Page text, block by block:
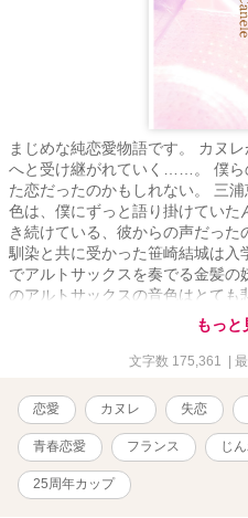
まじめな純恋愛物語です。 カヌ
へと受け継がれていく……。 僕ら
た恋だったのかもしれない。 三
色は、僕にずっと語り掛けていた
き続けている、彼からの声だっ
馴染と共に受かった笹崎結城は入
でアルトサックスを奏でる金髪
のアルトサックスの音色はとて
様に僕の心に問いかけていた。
しみと、閉ざされた心が語り掛
を愛した。一目惚れだった……。
の事を心の底から愛していたか
親が事故で他界し、僕はあの妖精
る。そして知る彼女の本当の真
にいてやる事しか出来ない。で
ざされた彼女の心と想いを僕は
修道院で作られ広まった「カヌ
もっと
文字数 175,361 |
恋愛 カヌレ 失恋
青春恋愛 フランス じ
25周年カップ